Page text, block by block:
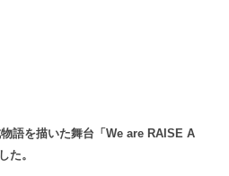
語を描いた舞台「We are RAISE A
た。